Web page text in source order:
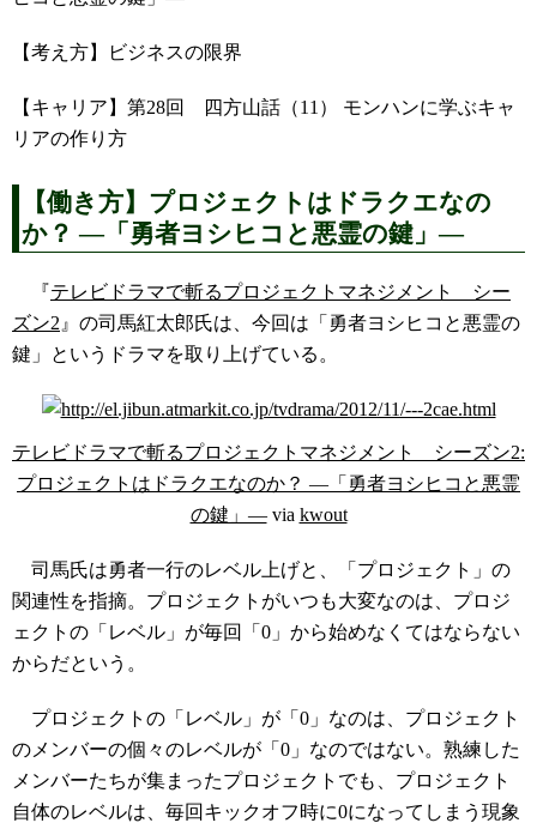
【考え方】ビジネスの限界
【キャリア】第28回 四方山話（11） モンハンに学ぶキャ
リアの作り方
【働き方】プロジェクトはドラクエなの
か？ ―「勇者ヨシヒコと悪霊の鍵」―
『テレビドラマで斬るプロジェクトマネジメント シー
ズン2 』の司馬紅太郎氏は、今回は「勇者ヨシヒコと悪霊の
鍵」というドラマを取り上げている。
テレビドラマで斬るプロジェクトマネジメント シーズン2:
プロジェクトはドラクエなのか？ ―「勇者ヨシヒコと悪霊
の鍵」―via kwout
司馬氏は勇者一行のレベル上げと、「プロジェクト」の
関連性を指摘。プロジェクトがいつも大変なのは、プロジ
ェクトの「レベル」が毎回「0」から始めなくてはならない
からだという。
プロジェクトの「レベル」が「0」なのは、プロジェクト
のメンバーの個々のレベルが「0」なのではない。熟練した
メンバーたちが集まったプロジェクトでも、プロジェクト
自体のレベルは、毎回キックオフ時に0になってしまう現象